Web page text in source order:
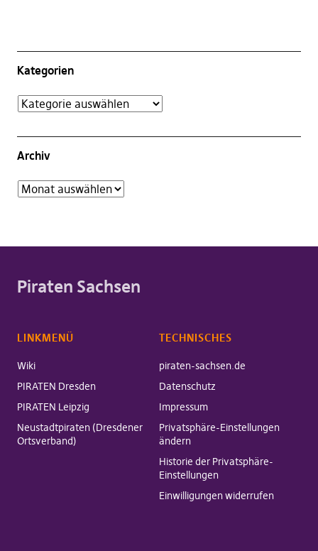
Kategorien
Archiv
Piraten Sachsen
LINKMENÜ
Wiki
PIRATEN Dresden
PIRATEN Leipzig
Neustadtpiraten (Dresdener
Ortsverband)
TECHNISCHES
piraten-sachsen.de
Datenschutz
Impressum
Privatsphäre-Einstellungen
ändern
Historie der Privatsphäre-
Einstellungen
Einwilligungen widerrufen